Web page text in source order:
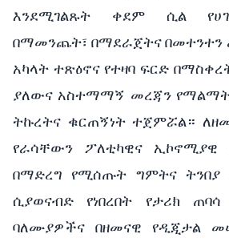
እንደሚገልጹት ቀደም ሲል
በማመንጨት፣ በማደራጀትና በመተንተን
አካላት ተጽዕኖና የተዛባ ፍርድ
ያለውና አስተማማኝ መረጃን
ትኩረትና ቁርጠኝነት ተጀምሯል።
የራሳቸውን ፖለቲካዊና
በማድረግ የሚሰጡት ግምትና ትንበያ
ሲያወናብድ የነበረበት የታሪክ
ባለሙያዎችና በዘመናዊ የዲጂታል